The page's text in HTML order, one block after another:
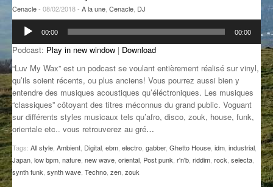
GROOVE N SUN
L’ASTUCE DE LA PORTE EN BOIS
LA FABRIK POÉTIK
LA MINUTE LITTÉRAIRE
MUSIQUE DES ANTIPODES
PLUS DE MIX
Cenacle- 08/02/2018 - A la une Cenacle DJ
Lecteur
audio
00:00 00:00
Podcast: Play in new window | Download
“Luv My Wax” est un podcast se voulant entièrement réalisé sur vinyl,
qu’ils soient récents, ou plus anciens! Vous pourrez aussi bien y
entendre des musiques acoustiques qu’éléctroniques. Les musiques
“classiques” côtoyant des titres méconnus du grand public. Voguant
sur différents styles musicaux tels qu’afro, disco, zouk, house, funk,
orientale etc.. vous retrouverez au gré…
Tags: All style Ambient Digital ebm electro gabber, Ghetto House idm industrial
Japan low bpm nature new wave oriental Post punk r'n'b riddim rock selecta
synth funk synth wave Techno zen zouk